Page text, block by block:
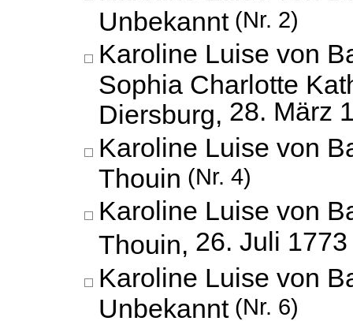
Unbekannt (Nr. 2)
Karoline Luise von
Sophia Charlotte
Diersburg, 28. März
Karoline Luise von
Thouin (Nr. 4)
Karoline Luise von
Thouin, 26. Juli 1773
Karoline Luise von
Unbekannt (Nr. 6)